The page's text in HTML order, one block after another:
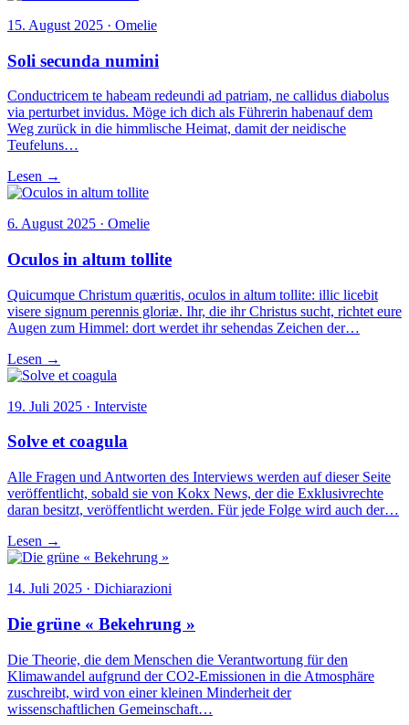
15. August 2025 · Omelie
Soli secunda numini
Conductricem te habeam redeundi ad patriam, ne callidus diabolus
via perturbet invidus. Möge ich dich als Führerin habenauf dem
Weg zurück in die himmlische Heimat, damit der neidische
Teufeluns…
Lesen →
6. August 2025 · Omelie
Oculos in altum tollite
Quicumque Christum quæritis, oculos in altum tollite: illic licebit
visere signum perennis gloriæ. Ihr, die ihr Christus sucht, richtet eure
Augen zum Himmel: dort werdet ihr sehendas Zeichen der…
Lesen →
19. Juli 2025 · Interviste
Solve et coagula
Alle Fragen und Antworten des Interviews werden auf dieser Seite
veröffentlicht, sobald sie von Kokx News, der die Exklusivrechte
daran besitzt, veröffentlicht werden. Für jede Folge wird auch der…
Lesen →
14. Juli 2025 · Dichiarazioni
Die grüne « Bekehrung »
Die Theorie, die dem Menschen die Verantwortung für den
Klimawandel aufgrund der CO2-Emissionen in die Atmosphäre
zuschreibt, wird von einer kleinen Minderheit der
wissenschaftlichen Gemeinschaft…